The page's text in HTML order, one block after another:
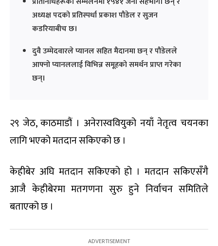
अध्यक्ष पदको प्रतिस्पर्धा प्रकाश पौडेल र सुजन
कडरियाबीच छ।
दुवै उम्मेदवारले प्यानल सहित मैदानमा छन् र पौडेलले
आफ्नो प्यानललाई विभिन्न समूहको समर्थन प्राप्त गरेका
छन्।
२९ जेठ, काठमाडौं । अनेरास्ववियुको नयाँ नेतृत्व चयनका
लागि भएको मतदान सकिएको छ ।
केहीबेर अघि मतदान सकिएको हो । मतदान सकिएसँगै
आजै केहीबेरमा मतगणना सुरु हुने निर्वाचन समितिले
बताएको छ ।